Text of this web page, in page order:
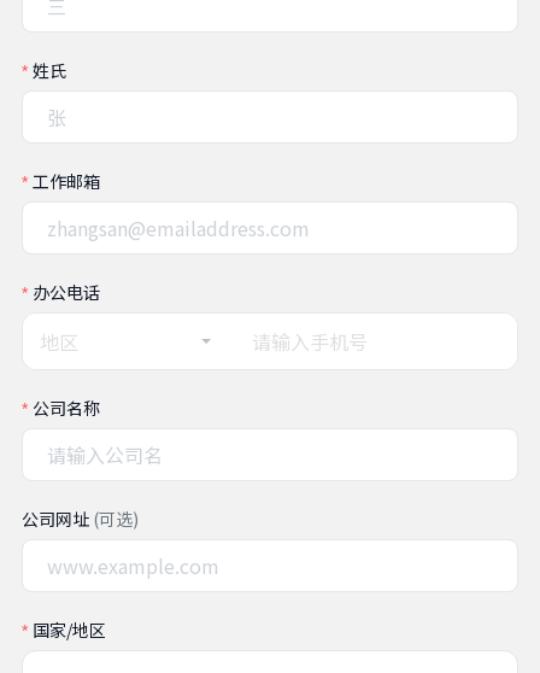
姓氏
工作邮箱
办公电话
地区
公司名称
公司网址 (可选)
国家/地区